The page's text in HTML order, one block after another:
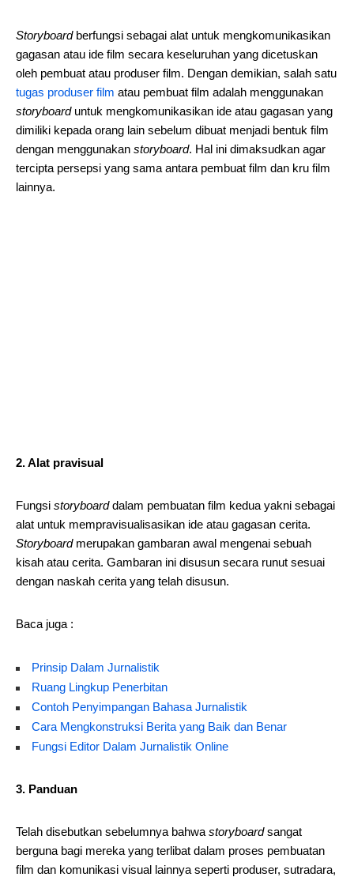
Storyboardberfungsi sebagai alat untuk mengkomunikasikan
gagasan atau ide film secara keseluruhan yang dicetuskan
oleh pembuat atau produser film. Dengan demikian, salah satu
tugas produser film atau pembuat film adalah menggunakan
storyboarduntuk mengkomunikasikan ide atau gagasan yang
dimiliki kepada orang lain sebelum dibuat menjadi bentuk film
dengan menggunakan storyboard. Hal ini dimaksudkan agar
tercipta persepsi yang sama antara pembuat film dan kru film
lainnya.
2. Alat pravisual
Fungsi storyboarddalam pembuatan film kedua yakni sebagai
alat untuk mempravisualisasikan ide atau gagasan cerita.
Storyboardmerupakan gambaran awal mengenai sebuah
kisah atau cerita. Gambaran ini disusun secara runut sesuai
dengan naskah cerita yang telah disusun.
Baca juga :
Prinsip Dalam Jurnalistik
Ruang Lingkup Penerbitan
Contoh Penyimpangan Bahasa Jurnalistik
Cara Mengkonstruksi Berita yang Baik dan Benar
Fungsi Editor Dalam Jurnalistik Online
3. Panduan
Telah disebutkan sebelumnya bahwa storyboardsangat
berguna bagi mereka yang terlibat dalam proses pembuatan
film dan komunikasi visual lainnya seperti produser, sutradara,